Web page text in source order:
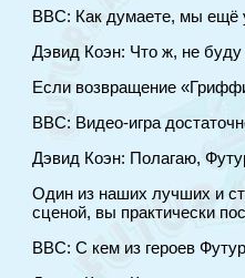
BBC: Как думаете, мы
Дэвид Коэн: Что ж, не
Если возвращение
BBC: Видео-игра
Дэвид Коэн: Полагаю,
Один из наших лучших и
сценой, вы практически
BBC: С кем из героев